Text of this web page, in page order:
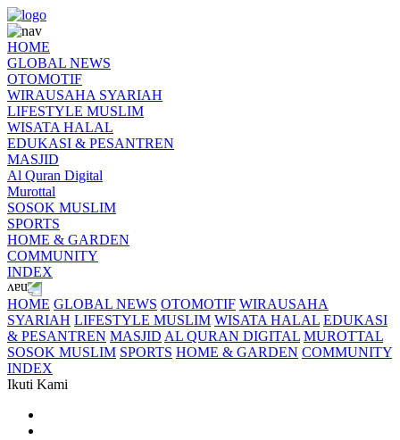
HOME
GLOBAL NEWS
OTOMOTIF
WIRAUSAHA SYARIAH
LIFESTYLE MUSLIM
WISATA HALAL
EDUKASI & PESANTREN
MASJID
Al Quran Digital
Murottal
SOSOK MUSLIM
SPORTS
HOME & GARDEN
COMMUNITY
INDEX
HOME GLOBAL NEWS OTOMOTIF WIRAUSAHA
SYARIAH LIFESTYLE MUSLIM WISATA HALAL EDUKASI
& PESANTREN MASJID AL QURAN DIGITAL MUROTTAL
SOSOK MUSLIM SPORTS HOME & GARDEN COMMUNITY
INDEX
Ikuti Kami